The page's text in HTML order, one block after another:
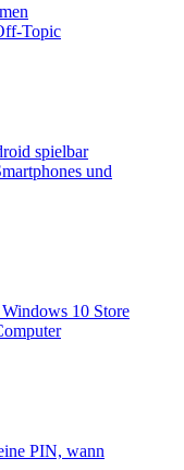
Topic
spielbar
und
10 Store
PIN, wann